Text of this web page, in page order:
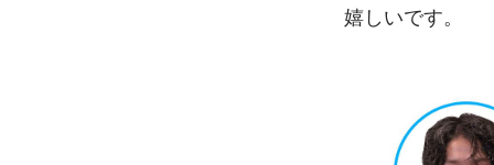
嬉しいです。